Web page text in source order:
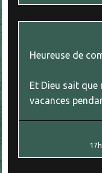
Heureuse de
Et Dieu sait que
vacances